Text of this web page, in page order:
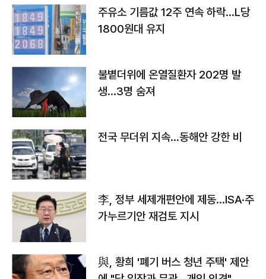
주유소 기름값 12주 연속 하락…L당
1800원대 유지
불볕더위에 온열질환자 202명 발
생…3명 숨져
전국 무더위 지속…동해안 강한 비
李, 정부 세제개편안에 제동…ISA·주
가누르기안 재검토 지시
與, 황희 '폐기 버스 청년 주택' 제안